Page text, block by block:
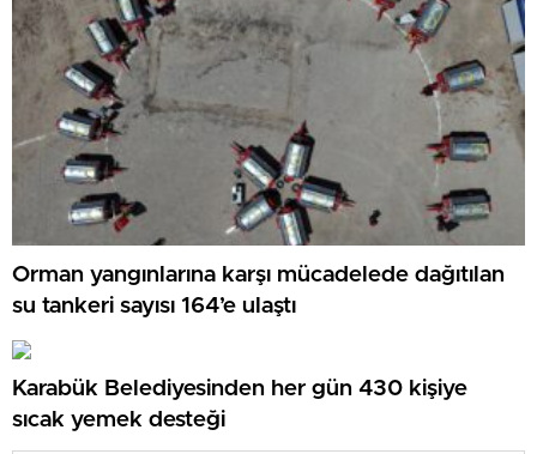
Orman yangınlarına karşı mücadelede dağıtılan
su tankeri sayısı 164’e ulaştı
Karabük Belediyesinden her gün 430 kişiye
sıcak yemek desteği